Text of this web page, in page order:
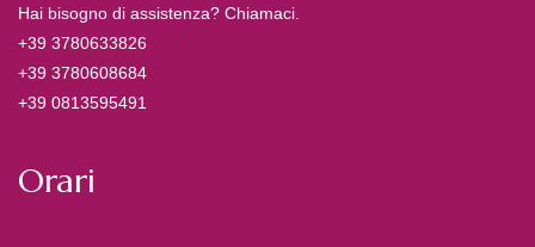
Hai bisogno di assistenza? Chiamaci.
+39 3780633826
+39 3780608684
+39 0813595491
Orari